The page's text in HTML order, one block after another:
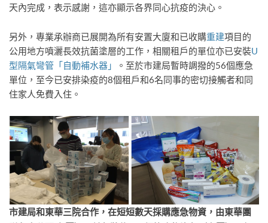
天內完成，表示感謝，這亦顯示各界同心抗疫的決心。
另外，專業承辦商已展開為所有安置大廈和已收購重建項目的
公用地方噴灑長效抗菌塗層的工作，相關租戶的單位亦已安裝U
型隔氣彎管「自動補水器」
。至於市建局暫時調撥的56個應急
單位，至今已安排染疫的8個租戶和6名同事的密切接觸者和同
住家人免費入住。
市建局和 東華三院合作，在短短數天採購應急物資，由東華團